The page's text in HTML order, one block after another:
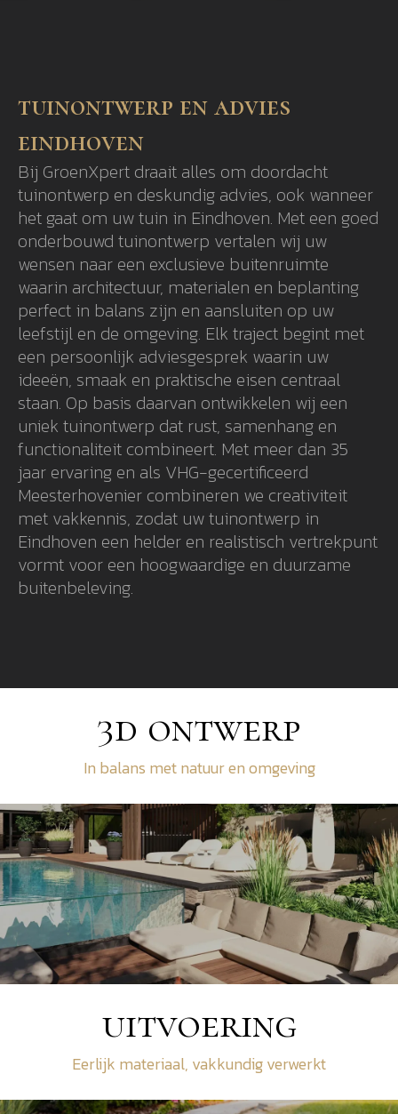
tuinontwerp en advies
eindhoven
Bij GroenXpert draait alles om doordacht
tuinontwerp en deskundig advies, ook wanneer
het gaat om uw tuin in Eindhoven. Met een goed
onderbouwd tuinontwerp vertalen wij uw
wensen naar een exclusieve buitenruimte
waarin architectuur, materialen en beplanting
perfect in balans zijn en aansluiten op uw
leefstijl en de omgeving. Elk traject begint met
een persoonlijk adviesgesprek waarin uw
ideeën, smaak en praktische eisen centraal
staan. Op basis daarvan ontwikkelen wij een
uniek tuinontwerp dat rust, samenhang en
functionaliteit combineert. Met meer dan 35
jaar ervaring en als VHG-gecertificeerd
Meesterhovenier combineren we creativiteit
met vakkennis, zodat uw tuinontwerp in
Eindhoven een helder en realistisch vertrekpunt
vormt voor een hoogwaardige en duurzame
buitenbeleving.
3d ontwerp
In balans met natuur en omgeving
uitvoering
Eerlijk materiaal, vakkundig verwerkt